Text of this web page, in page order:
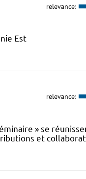
relevance:
Est
relevance:
» se
et